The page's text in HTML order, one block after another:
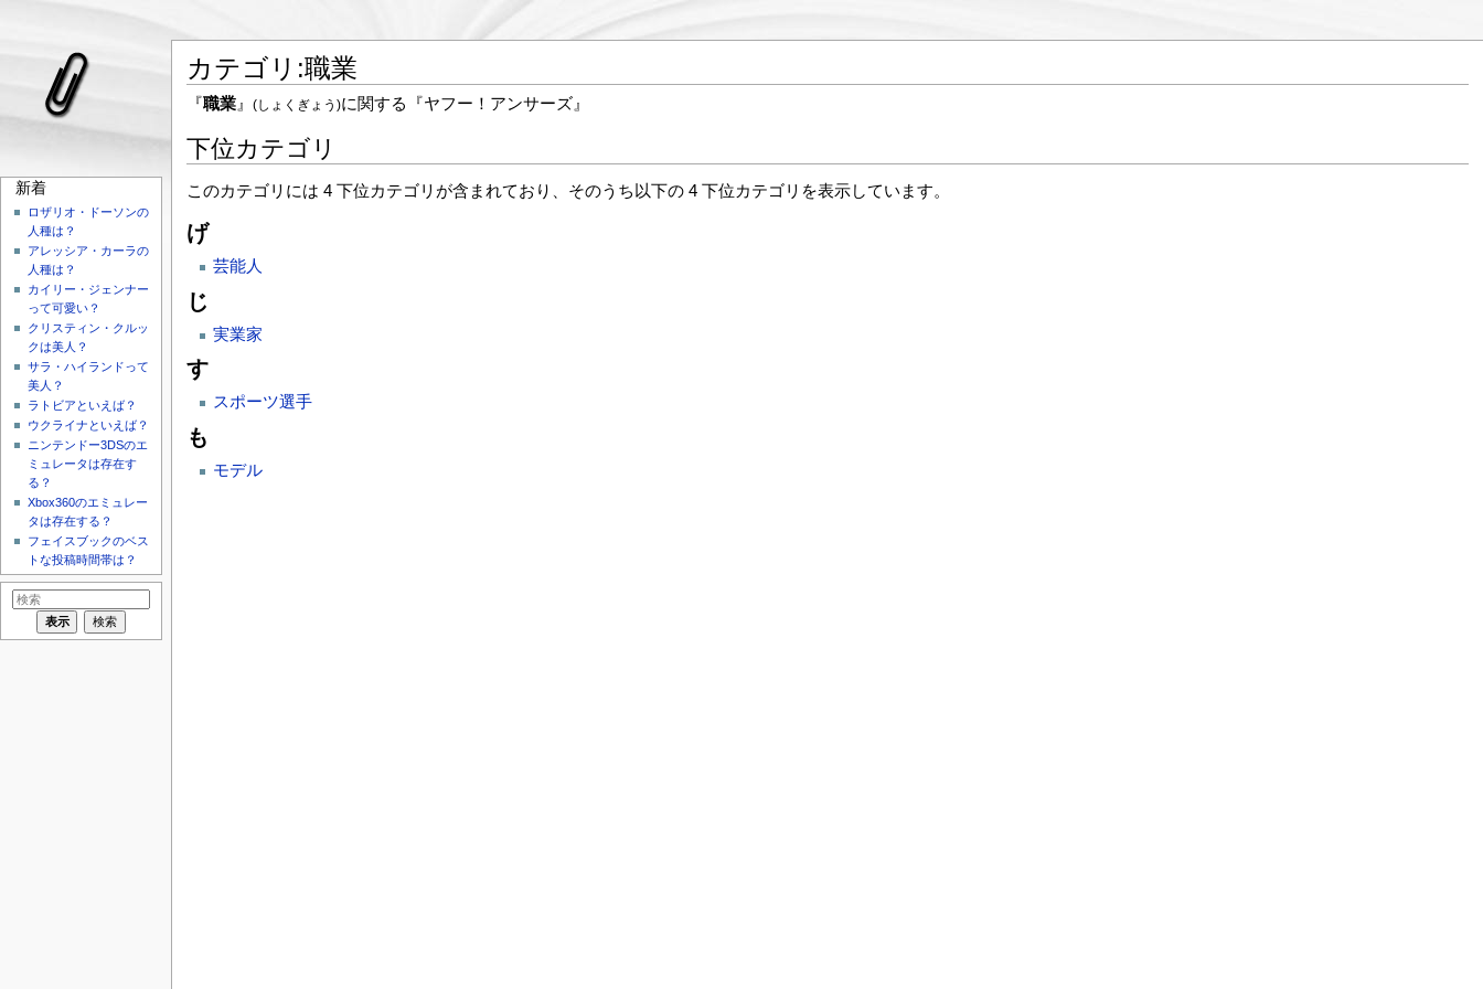
カテゴリ:職業
『職業』 (しょくぎょう)に関する『ヤフー！アンサーズ』
下位カテゴリ
このカテゴリには 4 下位カテゴリが含まれており、そのうち以下の 4 下位カテゴリを表示しています。
げ
芸能人
じ
実業家
す
スポーツ選手
も
モデル
新着
ロザリオ・ドーソンの
人種は？
アレッシア・カーラの
人種は？
カイリー・ジェンナー
って可愛い？
クリスティン・クルッ
クは美人？
サラ・ハイランドって
美人？
ラトビアといえば？
ウクライナといえば？
ニンテンドー3DSのエ
ミュレータは存在す
る？
Xbox360のエミュレー
タは存在する？
フェイスブックのベス
トな投稿時間帯は？